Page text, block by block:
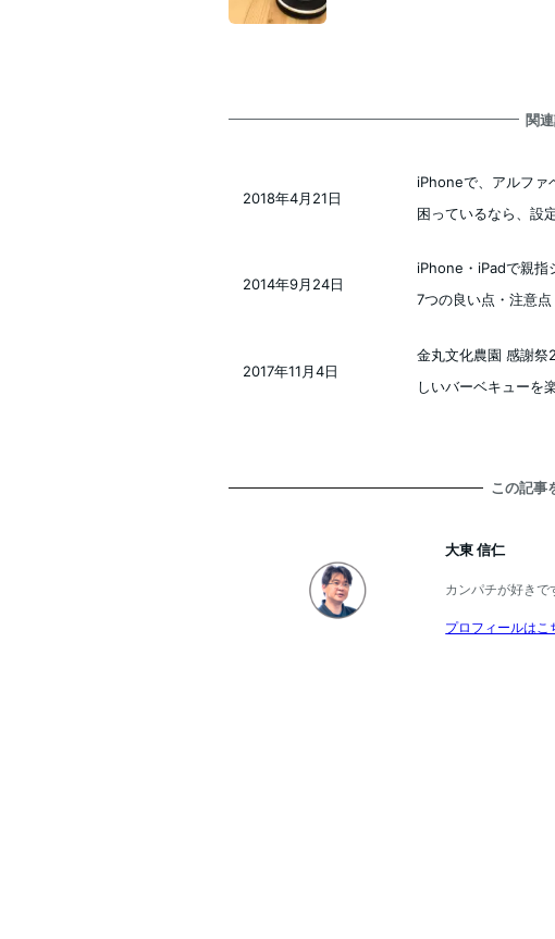
関
iPhoneで、アルファ
困っているなら、設
2018年4月21日
iPhone・iPadで親指
7つの良い点・注意点
2014年9月24日
金丸文化農園 感謝祭
しいバーベキューを
2017年11月4日
この記事
大東 信仁
カンパチが好きで
プロフィールはこ